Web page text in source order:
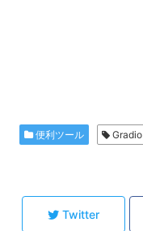
便利ツール Gradio
Twitter